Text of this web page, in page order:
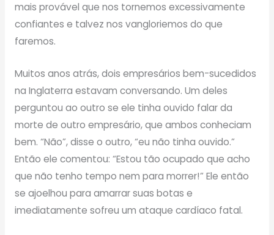
mais provável que nos tornemos excessivamente
confiantes e talvez nos vangloriemos do que
faremos.
Muitos anos atrás, dois empresários bem-sucedidos
na Inglaterra estavam conversando. Um deles
perguntou ao outro se ele tinha ouvido falar da
morte de outro empresário, que ambos conheciam
bem. “Não”, disse o outro, “eu não tinha ouvido.”
Então ele comentou: “Estou tão ocupado que acho
que não tenho tempo nem para morrer!” Ele então
se ajoelhou para amarrar suas botas e
imediatamente sofreu um ataque cardíaco fatal.